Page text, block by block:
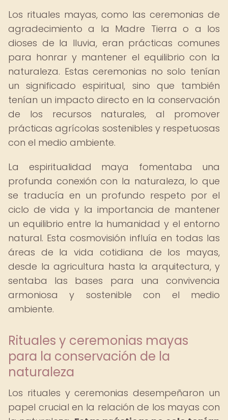
Los rituales mayas, como las ceremonias de
agradecimiento a la Madre Tierra o a los
dioses de la lluvia, eran prácticas comunes
para honrar y mantener el equilibrio con la
naturaleza. Estas ceremonias no solo tenían
un significado espiritual, sino que también
tenían un impacto directo en la conservación
de los recursos naturales, al promover
prácticas agrícolas sostenibles y respetuosas
con el medio ambiente.
La espiritualidad maya fomentaba una
profunda conexión con la naturaleza, lo que
se traducía en un profundo respeto por el
ciclo de vida y la importancia de mantener
un equilibrio entre la humanidad y el entorno
natural. Esta cosmovisión influía en todas las
áreas de la vida cotidiana de los mayas,
desde la agricultura hasta la arquitectura, y
sentaba las bases para una convivencia
armoniosa y sostenible con el medio
ambiente.
Rituales y ceremonias mayas
para la conservación de la
naturaleza
Los rituales y ceremonias desempeñaron un
papel crucial en la relación de los mayas con